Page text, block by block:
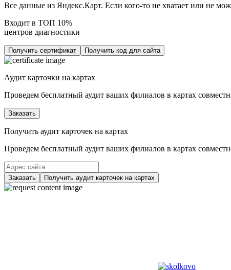
Все данные из Яндекс.Карт. Если кого-то не хватает или не
Входит в ТОП 10%
центров диагностики
Получить сертификат Получить код для сайта
Аудит карточки на картах
Проведем бесплатный аудит ваших филиалов в картах
Заказать
Получить аудит карточек на картах
Проведем бесплатный аудит ваших филиалов в картах
Заказать Получить аудит карточек на картах